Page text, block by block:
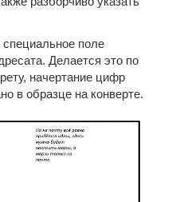
поле
Делается это по
начертание цифр
в образце на конверте.